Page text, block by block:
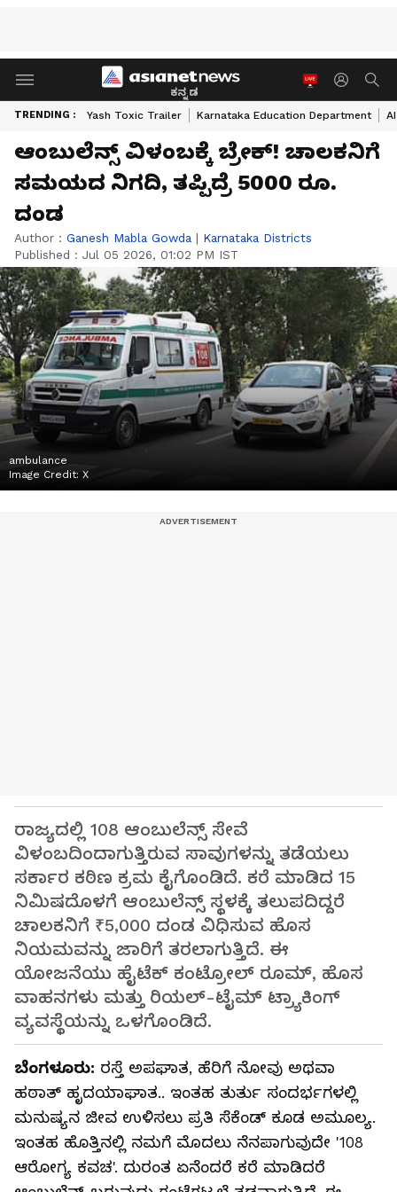
ಕನ್ನಡ
TRENDING : Yash Toxic Trailer Karnataka Education Department
ಆಂಬುಲೆನ್ಸ್ ವಿಳಂಬಕ್ಕೆ ಬ್ರೇಕ್! ಚಾಲಕನಿಗೆ
ಸಮಯದ ನಿಗದಿ, ತಪ್ಪಿದ್ರೆ 5000 ರೂ.
ದಂಡ
Author : Ganesh Mabla Gowda | Karnataka Districts
Published : Jul 05 2026, 01:02 PM IST
ambulance
Image Credit: X
ರಾಜ್ಯದಲ್ಲಿ 108 ಆಂಬುಲೆನ್ಸ್ ಸೇವೆ
ವಿಳಂಬದಿಂದಾಗುತ್ತಿರುವ ಸಾವುಗಳನ್ನು ತಡೆಯಲು
ಸರ್ಕಾರ ಕಠಿಣ ಕ್ರಮ ಕೈಗೊಂಡಿದೆ. ಕರೆ ಮಾಡಿದ 15
ನಿಮಿಷದೊಳಗೆ ಆಂಬುಲೆನ್ಸ್ ಸ್ಥಳಕ್ಕೆ ತಲುಪದಿದ್ದರೆ
ಚಾಲಕನಿಗೆ ₹5,000 ದಂಡ ವಿಧಿಸುವ ಹೊಸ
ನಿಯಮವನ್ನು ಜಾರಿಗೆ ತರಲಾಗುತ್ತಿದೆ. ಈ
ಯೋಜನೆಯು ಹೈಟೆಕ್ ಕಂಟ್ರೋಲ್ ರೂಮ್, ಹೊಸ
ವಾಹನಗಳು ಮತ್ತು ರಿಯಲ್-ಟೈಮ್ ಟ್ರ್ಯಾಕಿಂಗ್
ವ್ಯವಸ್ಥೆಯನ್ನು ಒಳಗೊಂಡಿದೆ.
ಬೆಂಗಳೂರು: ರಸ್ತೆ ಅಪಘಾತ, ಹೆರಿಗೆ ನೋವು ಅಥವಾ
ಹಠಾತ್ ಹೃದಯಾಘಾತ.. ಇಂತಹ ತುರ್ತು ಸಂದರ್ಭಗಳಲ್ಲಿ
ಮನುಷ್ಯನ ಜೀವ ಉಳಿಸಲು ಪ್ರತಿ ಸೆಕೆಂಡ್ ಕೂಡ ಅಮೂಲ್ಯ.
ಇಂತಹ ಹೊತ್ತಿನಲ್ಲಿ ನಮಗೆ ಮೊದಲು ನೆನಪಾಗುವುದೇ '108
ಆರೋಗ್ಯ ಕವಚ'. ದುರಂತ ಏನೆಂದರೆ ಕರೆ ಮಾಡಿದರೆ